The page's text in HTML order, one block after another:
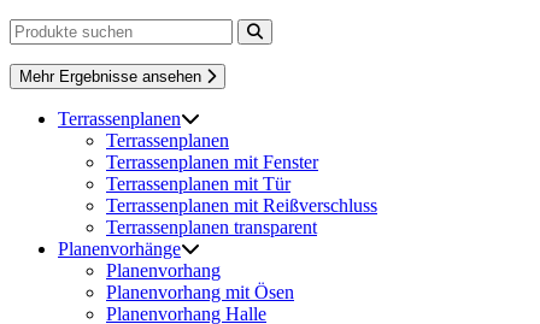
Mehr Ergebnisse ansehen
Terrassenplanen
Terrassenplanen
Terrassenplanen mit Fenster
Terrassenplanen mit Tür
Terrassenplanen mit Reißverschluss
Terrassenplanen transparent
Planenvorhänge
Planenvorhang
Planenvorhang mit Ösen
Planenvorhang Halle